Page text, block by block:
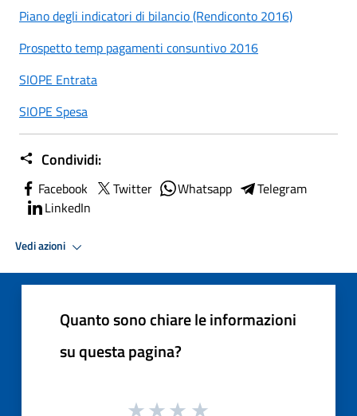
Piano degli indicatori di bilancio (Rendiconto 2016)
Prospetto temp pagamenti consuntivo 2016
SIOPE Entrata
SIOPE Spesa
Condividi:
Facebook Twitter Whatsapp
Telegram
LinkedIn
Vedi azioni
Quanto sono chiare le informazioni
su questa pagina?